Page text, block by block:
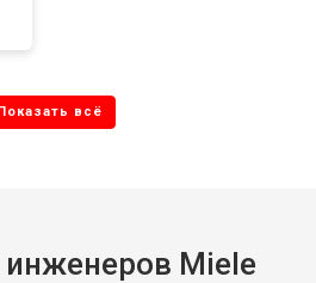
Miele